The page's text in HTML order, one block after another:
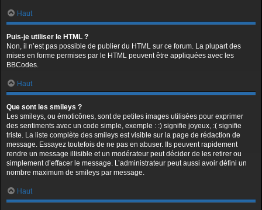
Haut
Puis-je utiliser le HTML ?
Non, il n’est pas possible de publier du HTML sur ce forum. La plupart des
mises en forme permises par le HTML peuvent être appliquées avec les
BBCodes.
Haut
Que sont les smileys ?
Les smileys, ou émoticônes, sont de petites images utilisées pour exprimer
des sentiments avec un code simple, exemple : :) signifie joyeux, :( signifie
triste. La liste complète des smileys est visible sur la page de rédaction de
message. Essayez toutefois de ne pas en abuser. Ils peuvent rapidement
rendre un message illisible et un modérateur peut décider de les retirer ou
simplement d’effacer le message. L’administrateur peut aussi avoir défini un
nombre maximum de smileys par message.
Haut